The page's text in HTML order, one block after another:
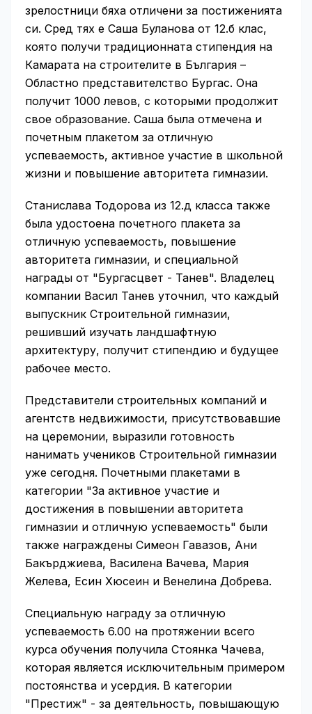
зрелостници бяха отличени за постиженията
си. Сред тях е Саша Буланова от 12.б клас,
която получи традиционната стипендия на
Камарата на строителите в България –
Областно представителство Бургас. Она
получит 1000 левов, с которыми продолжит
свое образование. Саша была отмечена и
почетным плакетом за отличную
успеваемость, активное участие в школьной
жизни и повышение авторитета гимназии.
Станислава Тодорова из 12.д класса также
была удостоена почетного плакета за
отличную успеваемость, повышение
авторитета гимназии, и специальной
награды от "Бургасцвет - Танев". Владелец
компании Васил Танев уточнил, что каждый
выпускник Строительной гимназии,
решивший изучать ландшафтную
архитектуру, получит стипендию и будущее
рабочее место.
Представители строительных компаний и
агентств недвижимости, присутствовавшие
на церемонии, выразили готовность
нанимать учеников Строительной гимназии
уже сегодня. Почетными плакетами в
категории "За активное участие и
достижения в повышении авторитета
гимназии и отличную успеваемость" были
также награждены Симеон Гавазов, Ани
Бакърджиева, Василена Вачева, Мария
Желева, Есин Хюсеин и Венелина Добрева.
Специальную награду за отличную
успеваемость 6.00 на протяжении всего
курса обучения получила Стоянка Чачева,
которая является исключительным примером
постоянства и усердия. В категории
"Престиж" - за деятельность, повышающую